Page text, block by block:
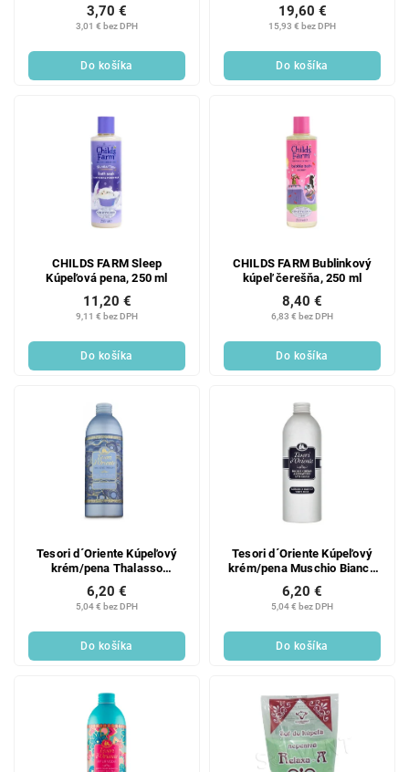
3,01 € bez DPH
3,70 €
Do košíka
15,93 € bez DPH
19,60 €
Do košíka
CHILDS FARM Sleep
Kúpeľová pena, 250 ml
9,11 € bez DPH
11,20 €
Do košíka
CHILDS FARM Bublinkový
kúpeľ čerešňa, 250 ml
6,83 € bez DPH
8,40 €
Do košíka
Tesori d´Oriente Kúpeľový
krém/pena Thalasso
5,04 € bez DPH
6,20 €
Do košíka
Tesori d´Oriente Kúpeľový
krém/pena Muschio Bianco
5,04 € bez DPH
6,20 €
Do košíka